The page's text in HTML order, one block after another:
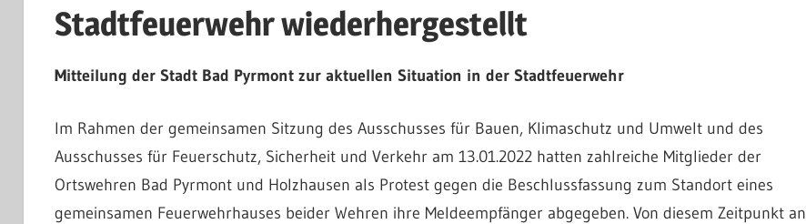
Stadtfeuerwehr wiederhergestellt
Mitteilung der Stadt Bad Pyrmont zur aktuellen Situation in der Stadtfeuerwehr
Im Rahmen der gemeinsamen Sitzung des Ausschusses für Bauen, Klimaschutz und Umwelt und des
Ausschusses für Feuerschutz, Sicherheit und Verkehr am 13.01.2022 hatten zahlreiche Mitglieder der
Ortswehren Bad Pyrmont und Holzhausen als Protest gegen die Beschlussfassung zum Standort eines
gemeinsamen Feuerwehrhauses beider Wehren ihre Meldeempfänger abgegeben. Von diesem Zeitpunkt an